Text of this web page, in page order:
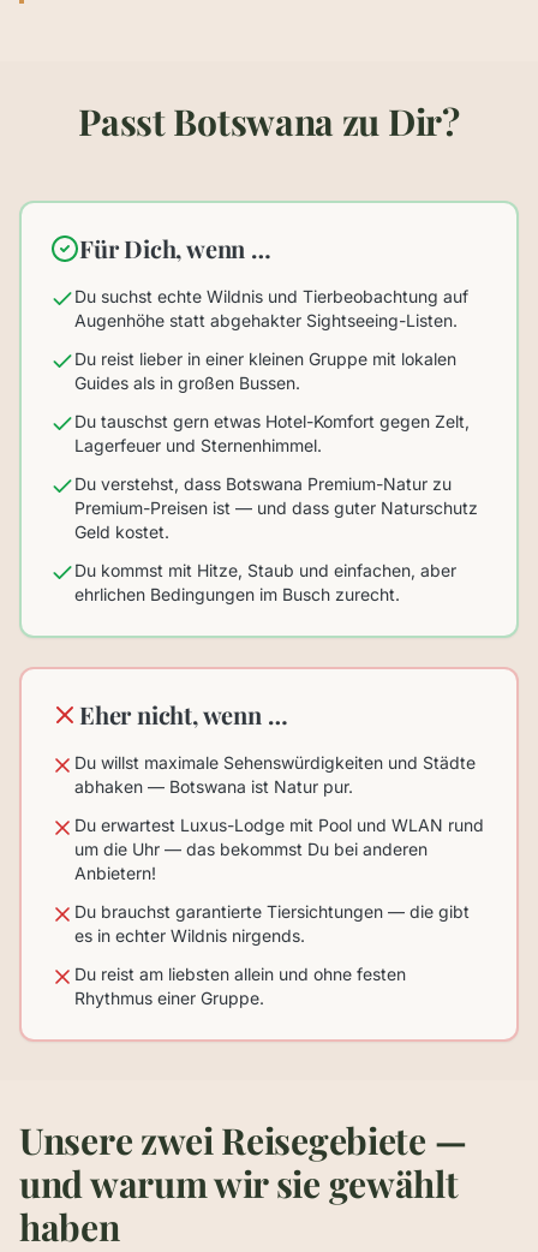
Passt Botswana zu Dir?
Für Dich, wenn …
Du suchst echte Wildnis und Tierbeobachtung auf
Augenhöhe statt abgehakter Sightseeing-Listen.
Du reist lieber in einer kleinen Gruppe mit lokalen
Guides als in großen Bussen.
Du tauschst gern etwas Hotel-Komfort gegen Zelt,
Lagerfeuer und Sternenhimmel.
Du verstehst, dass Botswana Premium-Natur zu
Premium-Preisen ist — und dass guter Naturschutz
Geld kostet.
Du kommst mit Hitze, Staub und einfachen, aber
ehrlichen Bedingungen im Busch zurecht.
Eher nicht, wenn …
Du willst maximale Sehenswürdigkeiten und Städte
abhaken — Botswana ist Natur pur.
Du erwartest Luxus-Lodge mit Pool und WLAN rund
um die Uhr — das bekommst Du bei anderen
Anbietern!
Du brauchst garantierte Tiersichtungen — die gibt
es in echter Wildnis nirgends.
Du reist am liebsten allein und ohne festen
Rhythmus einer Gruppe.
Unsere zwei Reisegebiete —
und warum wir sie gewählt
haben